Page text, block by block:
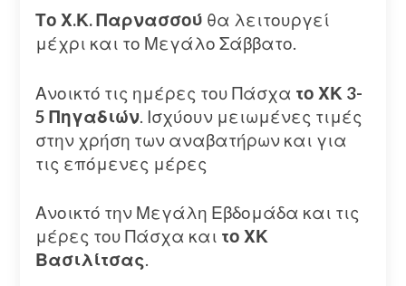
Το Χ.Κ. Παρνασσού θα λειτουργεί
μέχρι και το Μεγάλο Σάββατο.
Ανοικτό τις ημέρες του Πάσχα το ΧΚ 3-
5 Πηγαδιών. Ισχύουν μειωμένες τιμές
στην χρήση των αναβατήρων και για
τις επόμενες μέρες
Ανοικτό την Μεγάλη Εβδομάδα και τις
μέρες του Πάσχα και το ΧΚ
Βασιλίτσας.